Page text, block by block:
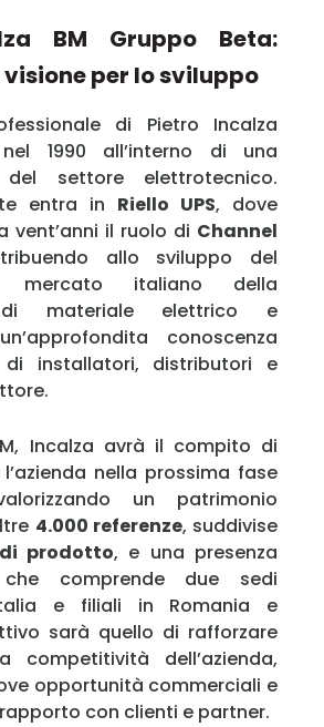
BM Gruppo Beta:
per lo sviluppo
di Pietro Incalza
1990 all’interno di una
del settore elettrotecnico.
entra in Riello UPS, dove
vent’anni il ruolo di Channel
allo sviluppo del
mercato italiano della
di materiale elettrico e
conoscenza
di installatori, distributori e
Incalza avrà il compito di
nella prossima fase
un patrimonio
4.000 referenze, suddivise
prodotto, e una presenza
che comprende due sedi
e filiali in Romania e
sarà quello di rafforzare
competitività dell’azienda,
opportunità commerciali e
con clienti e partner.